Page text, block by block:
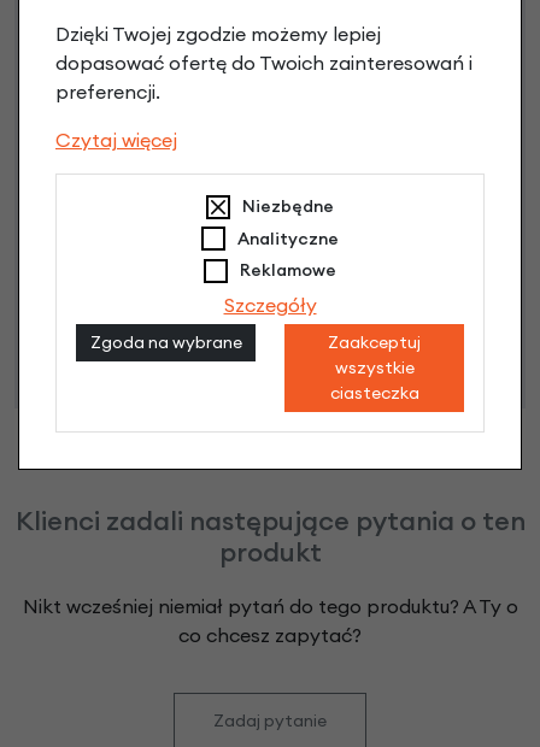
3 miesiące nie płacisz
Raty do 60 miesięcy
Niniejsza propozycja nie stanowi oferty w rozumieniu art.
66 Kodeksu Cywilnego. Ostateczna decyzja o warunkach
i przyznaniu kredytu zostanie podjęta po ocenie
zdolności kredytowej.
Klienci zadali następujące pytania o ten
produkt
Nikt wcześniej niemiał pytań do tego produktu? A Ty o
co chcesz zapytać?
Zadaj pytanie
Dzięki Twojej zgodzie możemy lepiej
dopasować ofertę do Twoich zainteresowań i
preferencji.
Czytaj więcej
Niezbędne
Analityczne
Reklamowe
Szczegóły
Zgoda na wybrane
Zaakceptuj
wszystkie
ciasteczka